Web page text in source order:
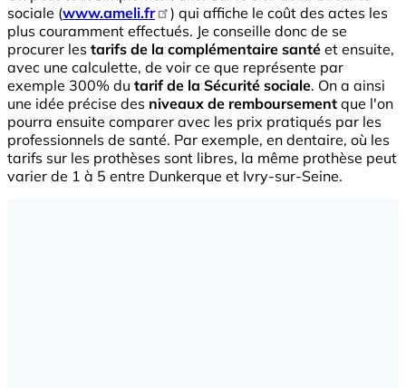
sociale (www.ameli.fr
) qui affiche le coût des actes les
plus couramment effectués. Je conseille donc de se
procurer les tarifs de la complémentaire santé et ensuite,
avec une calculette, de voir ce que représente par
exemple 300% du tarif de la Sécurité sociale. On a ainsi
une idée précise des niveaux de remboursement que l'on
pourra ensuite comparer avec les prix pratiqués par les
professionnels de santé. Par exemple, en dentaire, où les
tarifs sur les prothèses sont libres, la même prothèse peut
varier de 1 à 5 entre Dunkerque et Ivry-sur-Seine.